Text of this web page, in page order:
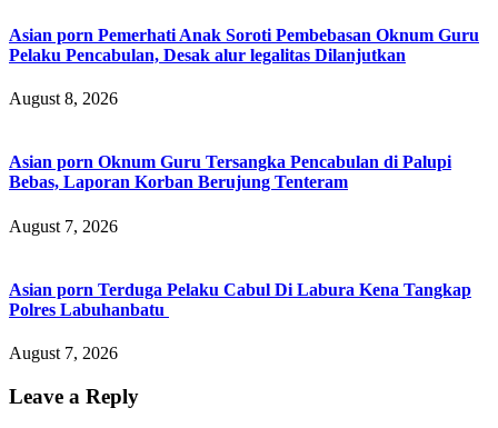
Asian porn Pemerhati Anak Soroti Pembebasan Oknum Guru
Pelaku Pencabulan, Desak alur legalitas Dilanjutkan
August 8, 2026
Asian porn Oknum Guru Tersangka Pencabulan di Palupi
Bebas, Laporan Korban Berujung Tenteram
August 7, 2026
Asian porn Terduga Pelaku Cabul Di Labura Kena Tangkap
Polres Labuhanbatu
August 7, 2026
Leave a Reply